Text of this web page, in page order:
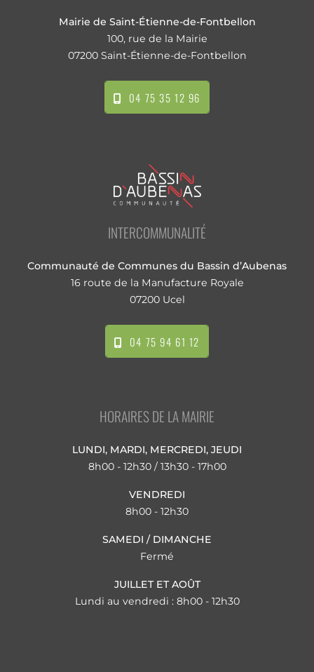
Mairie de Saint-Étienne-de-Fontbellon
100, rue de la Mairie
07200 Saint-Étienne-de-Fontbellon
04 75 35 12 96
INTERCOMMUNALITÉ
Communauté de Communes du Bassin d’Aubenas
16 route de la Manufacture Royale
07200 Ucel
04 75 94 61 12
HORAIRES DE LA MAIRIE
LUNDI, MARDI, MERCREDI, JEUDI
8h00 - 12h30 / 13h30 - 17h00
VENDREDI
8h00 - 12h30
SAMEDI / DIMANCHE
Fermé
JUILLET ET AOÛT
Lundi au vendredi : 8h00 - 12h30